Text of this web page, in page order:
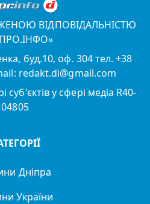
ВІДПОВІДАЛЬНІСТЮ
буд.10, оф. 304 тел. +38
redakt.di@gmail.com
суб'єктів у сфері медіа R40-
04805
Дніпра
України